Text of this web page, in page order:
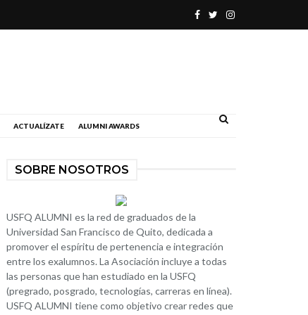
ACTUALÍZATE ALUMNI AWARDS
SOBRE NOSOTROS
USFQ ALUMNI es la red de graduados de la
Universidad San Francisco de Quito, dedicada a
promover el espíritu de pertenencia e integración
entre los exalumnos. La Asociación incluye a todas
las personas que han estudiado en la USFQ
(pregrado, posgrado, tecnologías, carreras en línea).
USFQ ALUMNI tiene como objetivo crear redes que